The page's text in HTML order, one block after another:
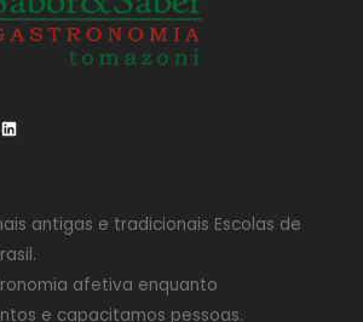
antigas e tradicionais Escolas de
afetiva enquanto
e capacitamos pessoas.